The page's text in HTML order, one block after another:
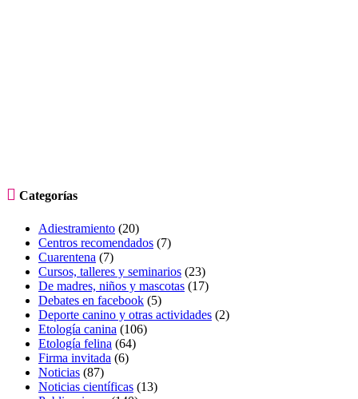
 Categorías
Adiestramiento (20)
Centros recomendados (7)
Cuarentena (7)
Cursos, talleres y seminarios (23)
De madres, niños y mascotas (17)
Debates en facebook (5)
Deporte canino y otras actividades (2)
Etología canina (106)
Etología felina (64)
Firma invitada (6)
Noticias (87)
Noticias científicas (13)